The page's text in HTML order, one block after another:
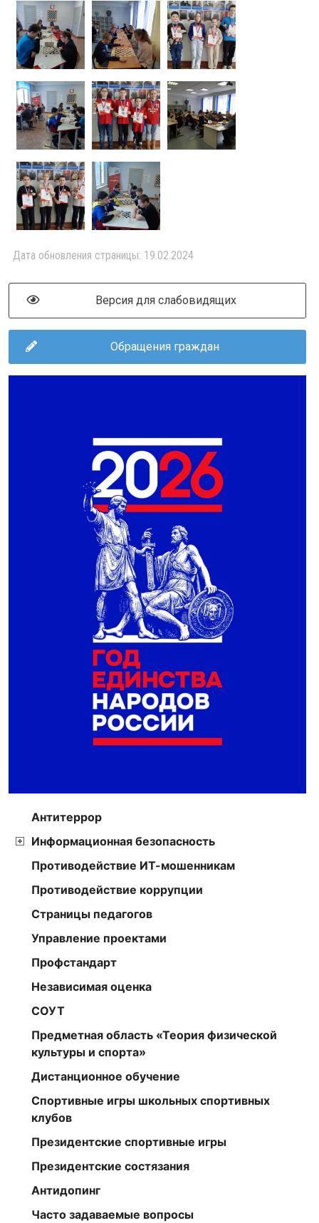
Дата обновления страницы: 19.02.2024
Версия для слабовидящих
Обращения граждан
Антитеррор
Информационная безопасность
Противодействие ИТ-мошенникам
Противодействие коррупции
Страницы педагогов
Управление проектами
Профстандарт
Независимая оценка
СОУТ
Предметная область «Теория физической
культуры и спорта»
Дистанционное обучение
Спортивные игры школьных спортивных
клубов
Президентские спортивные игры
Президентские состязания
Антидопинг
Часто задаваемые вопросы